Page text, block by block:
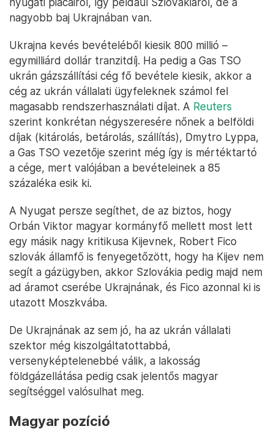
nagyobb baj Ukrajnában van.
Ukrajna kevés bevételéből kiesik 800 millió –
egymilliárd dollár tranzitdíj. Ha pedig a Gas TSO
ukrán gázszállítási cég fő bevétele kiesik, akkor a
cég az ukrán vállalati ügyfeleknek számol fel
magasabb rendszerhasználati díjat. A Reuters
szerint konkrétan négyszeresére nőnek a belföldi
díjak (kitárolás, betárolás, szállítás), Dmytro Lyppa,
a Gas TSO vezetője szerint még így is mértéktartó
a cége, mert valójában a bevételeinek a 85
százaléka esik ki.
A Nyugat persze segíthet, de az biztos, hogy
Orbán Viktor magyar kormányfő mellett most lett
egy másik nagy kritikusa Kijevnek, Robert Fico
szlovák államfő is fenyegetőzött, hogy ha Kijev nem
segít a gázügyben, akkor Szlovákia pedig majd nem
ad áramot cserébe Ukrajnának, és Fico azonnal ki is
utazott Moszkvába.
De Ukrajnának az sem jó, ha az ukrán vállalati
szektor még kiszolgáltatottabbá,
versenyképtelenebbé válik, a lakosság
földgázellátása pedig csak jelentős magyar
segítséggel valósulhat meg.
Magyar pozíció